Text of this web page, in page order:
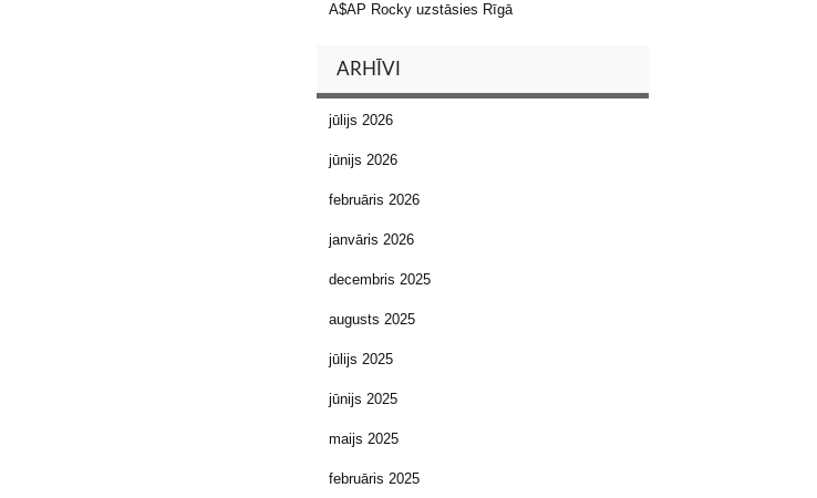
A$AP Rocky uzstāsies Rīgā
ARHĪVI
jūlijs 2026
jūnijs 2026
februāris 2026
janvāris 2026
decembris 2025
augusts 2025
jūlijs 2025
jūnijs 2025
maijs 2025
februāris 2025